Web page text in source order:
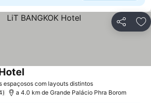
Partilhar
espaçosos com layouts distintos
a 4.0 km de Grande Palácio Phra Borom